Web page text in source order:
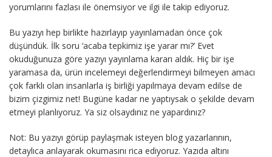
yorumlarını fazlası ile önemsiyor ve ilgi ile takip ediyoruz.
Bu yazıyı hep birlikte hazırlayıp yayınlamadan önce çok
düşündük. İlk soru ‘acaba tepkimiz işe yarar mı?’ Evet
okuduğunuza göre yazıyı yayınlama kararı aldık. Hiç bir işe
yaramasa da, ürün incelemeyi değerlendirmeyi bilmeyen amacı
çok farklı olan insanlarla iş birliği yapılmaya devam edilse de
bizim çizgimiz net! Bugüne kadar ne yaptıysak o şekilde devam
etmeyi planlıyoruz. Ya siz olsaydınız ne yapardınız?
Not: Bu yazıyı görüp paylaşmak isteyen blog yazarlarının,
detaylıca anlayarak okumasını rica ediyoruz. Yazıda altını